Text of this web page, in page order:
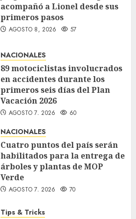
acompañó a Lionel desde sus
primeros pasos
AGOSTO 8, 2026 57
NACIONALES
89 motociclistas involucrados
en accidentes durante los
primeros seis días del Plan
Vacación 2026
AGOSTO 7, 2026 60
NACIONALES
Cuatro puntos del país serán
habilitados para la entrega de
árboles y plantas de MOP
Verde
AGOSTO 7, 2026 70
Tips & Tricks